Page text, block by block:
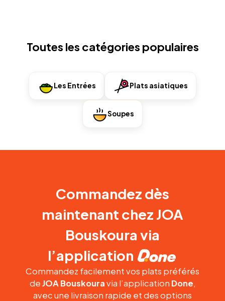
Toutes les catégories populaires
Les Entrées Plats asiatiques
Soupes
Commandez dès
maintenant chez JOA
Bouskoura via
l’application
Commandez facilement vos plats préférés
deJOA Bouskouravia l’application Done,
avec une livraison rapide et des options